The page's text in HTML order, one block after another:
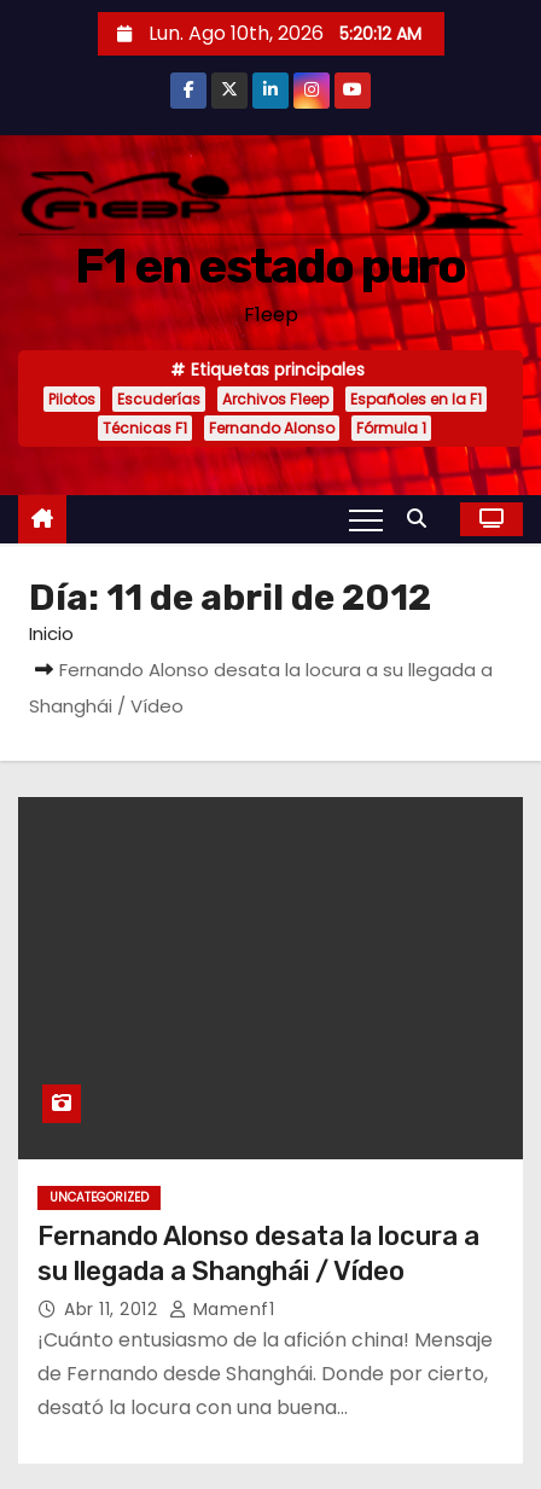
i
Lun. Ago 10th, 2026 5:20:13 AM
F1 en estado puro
F1eep
Etiquetas principales
Pilotos Escuderías Archivos F1eep
Españoles en la F1
Técnicas F1
Fernando Alonso Fórmula 1
Día: 11 de abril de 2012
Inicio
Fernando Alonso desata la locura a su llegada a
Shanghái / Vídeo
UNCATEGORIZED
Fernando Alonso desata la locura a
su llegada a Shanghái / Vídeo
Abr 11, 2012 Mamenf1
¡Cuánto entusiasmo de la afición china! Mensaje
de Fernando desde Shanghái. Donde por cierto,
desató la locura con una buena…